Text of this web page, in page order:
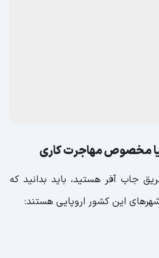
مخصوص مهاجرت کاری
جاب آفر هستید، باید بدانید که
این کشور اروپایی هستند: